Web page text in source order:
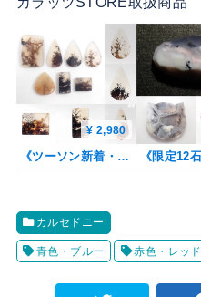
¥ 2,980
《ツーソン新着・限定7石》デンドリティックアゲート（デンドリティッククォーツ）ガチャ1石ルース《複数購入割引有》
カルセドニー
青色・ブルー 赤色・レッド